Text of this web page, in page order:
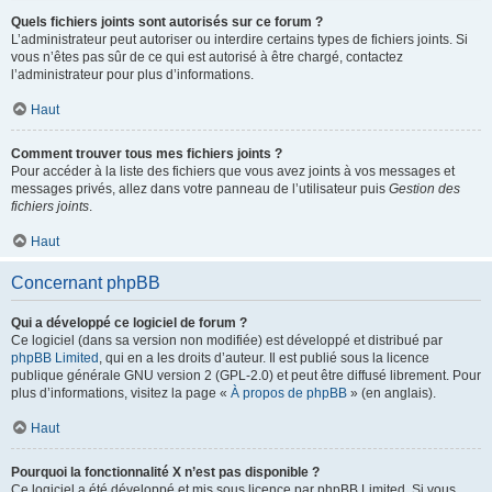
Quels fichiers joints sont autorisés sur ce forum ?
L’administrateur peut autoriser ou interdire certains types de fichiers joints. Si
vous n’êtes pas sûr de ce qui est autorisé à être chargé, contactez
l’administrateur pour plus d’informations.
Haut
Comment trouver tous mes fichiers joints ?
Pour accéder à la liste des fichiers que vous avez joints à vos messages et
messages privés, allez dans votre panneau de l’utilisateur puis Gestion des
fichiers joints.
Haut
Concernant phpBB
Qui a développé ce logiciel de forum ?
Ce logiciel (dans sa version non modifiée) est développé et distribué par
phpBB Limited , qui en a les droits d’auteur. Il est publié sous la licence
publique générale GNU version 2 (GPL-2.0) et peut être diffusé librement. Pour
plus d’informations, visitez la page « À propos de phpBB » (en anglais).
Haut
Pourquoi la fonctionnalité X n’est pas disponible ?